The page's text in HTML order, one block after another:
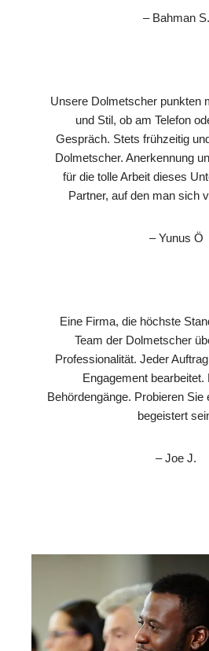
– Bahman S.
Unsere Dolmetscher punkten
und Stil, ob am Telefon
Gespräch. Stets frühzeitig
Dolmetscher. Anerkennung
für die tolle Arbeit dieses
Partner, auf den man sich
– Yunus Ö
Eine Firma, die höchste
Team der Dolmetscher
Professionalität. Jeder
Engagement bearbeitet.
Behördengänge. Probieren
begeistert
– Joe J.